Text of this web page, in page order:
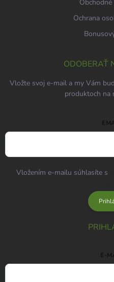
Ochrana
ODOBERAŤ
Vložte svoj e-mail a my Vám
produktoch na
Vložením e-mailu súhlasíte s
E-